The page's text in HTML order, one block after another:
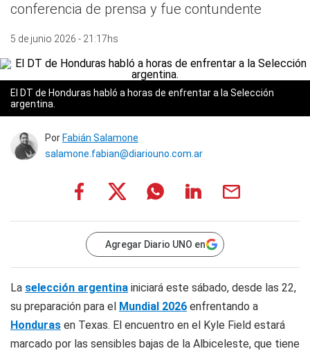
conferencia de prensa y fue contundente
5 de junio 2026 - 21:17hs
El DT de Honduras habló a horas de enfrentar a la Selección
argentina.
Por Fabián Salamone
salamone.fabian@diariouno.com.ar
Agregar Diario UNO en
La selección argentina iniciará este sábado, desde las 22,
su preparación para el Mundial 2026 enfrentando a
Honduras en Texas. El encuentro en el Kyle Field estará
marcado por las sensibles bajas de la Albiceleste, que tiene